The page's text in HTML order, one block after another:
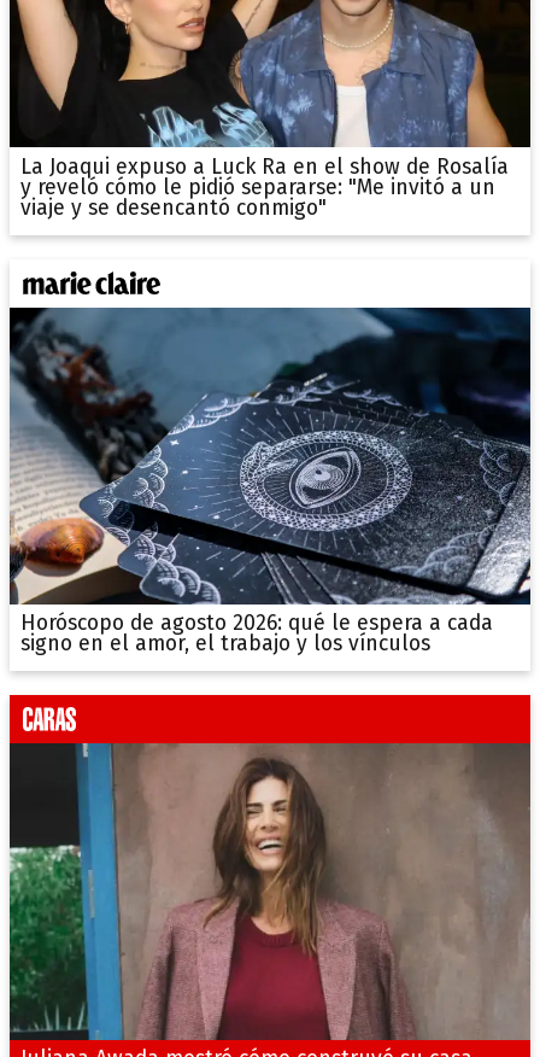
La Joaqui expuso a Luck Ra en el show de Rosalía
y reveló cómo le pidió separarse: "Me invitó a un
viaje y se desencantó conmigo"
Horóscopo de agosto 2026: qué le espera a cada
signo en el amor, el trabajo y los vínculos